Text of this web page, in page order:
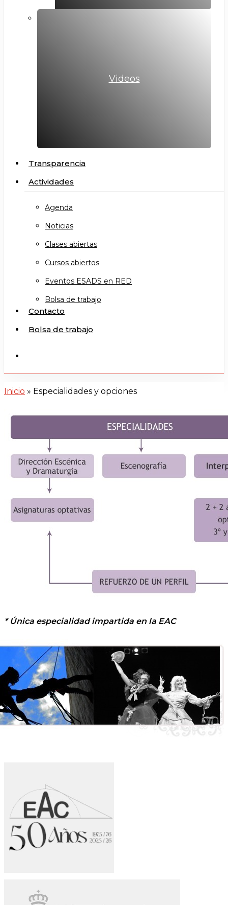
Videos
Transparencia
Actividades
Agenda
Noticias
Clases abiertas
Cursos abiertos
Eventos ESADS en RED
Bolsa de trabajo
Contacto
Bolsa de trabajo
Inicio » Especialidades y opciones
* Única especialidad impartida en la EAC